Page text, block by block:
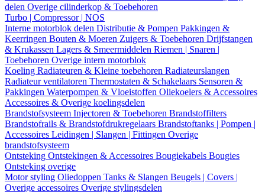
delen Overige cilinderkop & Toebehoren
Turbo | Compressor | NOS
Interne motorblok delen Distributie & Pompen Pakkingen &
Keerringen Bouten & Moeren Zuigers & Toebehoren Drijfstangen
& Krukassen Lagers & Smeermiddelen Riemen | Snaren |
Toebehoren Overige intern motorblok
Koeling Radiateuren & Kleine toebehoren Radiateurslangen
Radiateur ventilatoren Thermostaten & Schakelaars Sensoren &
Pakkingen Waterpompen & Vloeistoffen Oliekoelers & Accessoires
Accessoires & Overige koelingsdelen
Brandstofsysteem Injectoren & Toebehoren Brandstoffilters
Brandstofrails & Brandstofdrukregelaars Brandstoftanks | Pompen |
Accessoires Leidingen | Slangen | Fittingen Overige
brandstofsysteem
Ontsteking Ontstekingen & Accessoires Bougiekabels Bougies
Ontsteking overige
Motor styling Oliedoppen Tanks & Slangen Beugels | Covers |
Overige accessoires Overige stylingsdelen